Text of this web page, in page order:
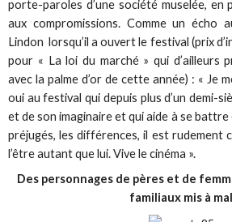
porte-paroles d’une société muselée,
aux compromissions. Comme un écho
Lindon lorsqu’il a ouvert le festival (prix
pour « La loi du marché » qui d’ailleurs
avec la palme d’or de cette année) : « Je
oui au festival qui depuis plus d’un demi-
et de son imaginaire et qui aide à se
préjugés, les différences, il est rudement
l’être autant que lui. Vive le cinéma ».
Des personnages de pères et de
familiaux mis à mal